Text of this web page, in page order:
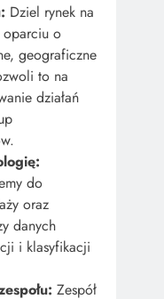
Dziel rynek na
oparciu o
geograficzne
to na
działań
do
oraz
danych
i klasyfikacji
Zespół